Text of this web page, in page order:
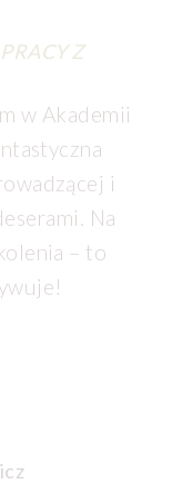
Z
w Akademii
i
Na
– to